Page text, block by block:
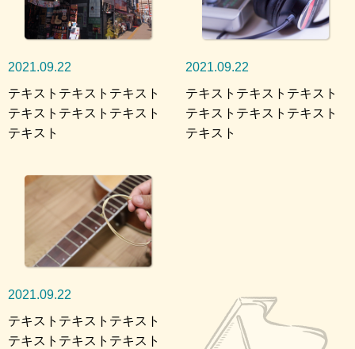
2021.09.22
テキストテキストテキスト
テキストテキストテキスト
テキスト
2021.09.22
テキストテキストテキスト
テキストテキストテキスト
テキスト
2021.09.22
テキストテキストテキスト
テキストテキストテキスト